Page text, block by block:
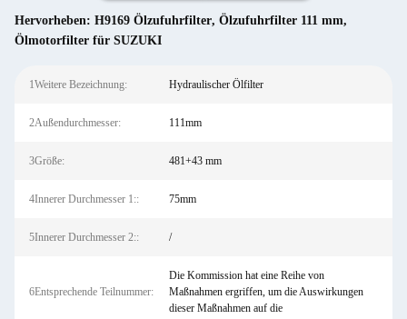
Hervorheben: H9169 Ölzufuhrfilter, Ölzufuhrfilter 111 mm,
Ölmotorfilter für SUZUKI
1Weitere Bezeichnung: Hydraulischer Ölfilter
2Außendurchmesser: 111mm
3Größe: 481+43 mm
4Innerer Durchmesser 1:: 75mm
5Innerer Durchmesser 2:: /
6Entsprechende Teilnummer:
Die Kommission hat eine Reihe von
Maßnahmen ergriffen, um die Auswirkungen
dieser Maßnahmen auf die